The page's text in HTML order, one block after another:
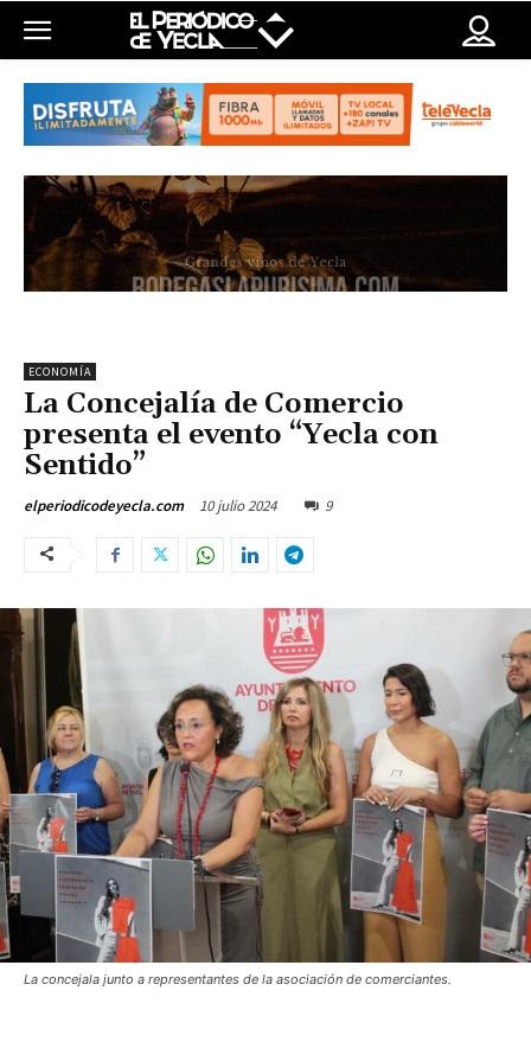
ECONOMÍA
La Concejalía de Comercio
presenta el evento “Yecla con
Sentido”
elperiodicodeyecla.com 10 julio 2024 9
La concejala junto a representantes de la asociación de comerciantes.